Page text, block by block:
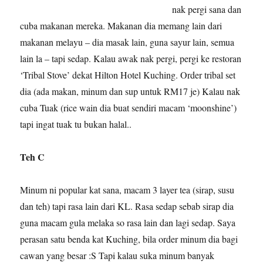
nak pergi sana dan
cuba makanan mereka. Makanan dia memang lain dari
makanan melayu – dia masak lain, guna sayur lain, semua
lain la – tapi sedap. Kalau awak nak pergi, pergi ke restoran
‘Tribal Stove’ dekat Hilton Hotel Kuching. Order tribal set
dia (ada makan, minum dan sup untuk RM17 je) Kalau nak
cuba Tuak (rice wain dia buat sendiri macam ‘moonshine’)
tapi ingat tuak tu bukan halal..
Teh C
Minum ni popular kat sana, macam 3 layer tea (sirap, susu
dan teh) tapi rasa lain dari KL. Rasa sedap sebab sirap dia
guna macam gula melaka so rasa lain dan lagi sedap. Saya
perasan satu benda kat Kuching, bila order minum dia bagi
cawan yang besar :S Tapi kalau suka minum banyak